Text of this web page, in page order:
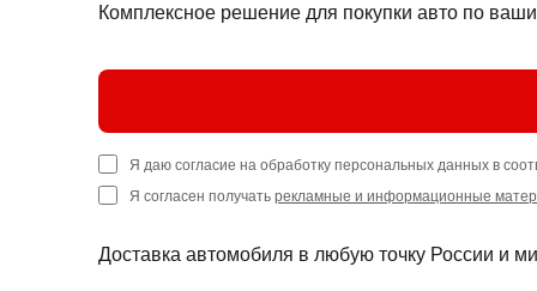
Комплексное решение для покупки авто по
Я даю согласие на обработку персональных данных в
Я согласен получать рекламные и информационные
Доставка автомобиля в любую точку России и